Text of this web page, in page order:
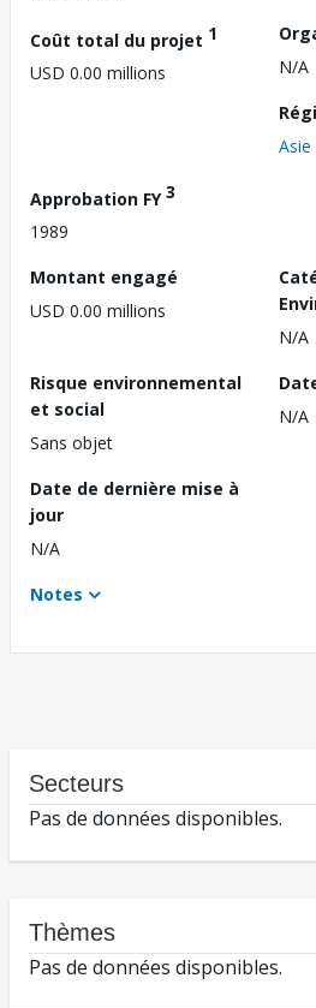
Coût total du projet 1
USD 0.00 millions
N/A
Asie
Approbation FY3
1989
Montant engagé
USD 0.00 millions
N/A
Risque environnemental
et social
Sans objet
N/A
Date de dernière mise à
jour
N/A
Notes
Secteurs
Pas de données disponibles.
Thèmes
Pas de données disponibles.